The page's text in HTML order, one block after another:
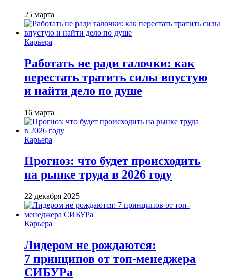
25 марта
Карьера
Работать не ради галочки: как
перестать тратить силы впустую
и найти дело по душе
16 марта
Карьера
Прогноз: что будет происходить
на рынке труда в 2026 году
22 декабря 2025
Карьера
Лидером не рождаются:
7 принципов от топ-менеджера
СИБУРа